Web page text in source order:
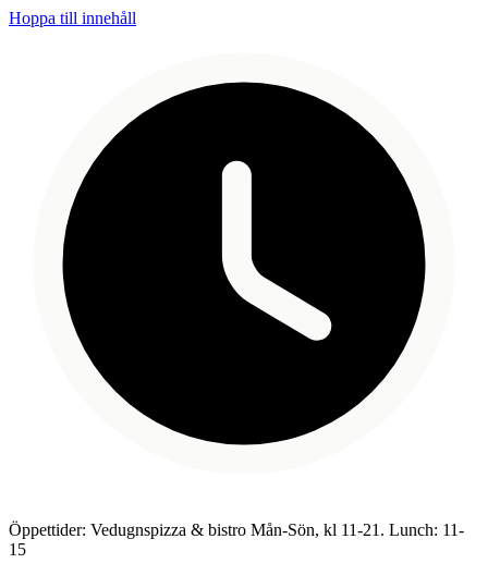
Hoppa till innehåll
Öppettider: Vedugnspizza & bistro Mån-Sön, kl 11-21. Lunch: 11-
15